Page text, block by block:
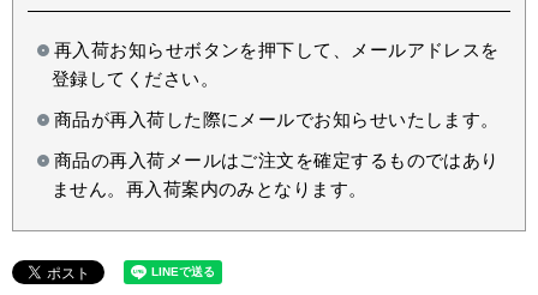
再入荷お知らせボタンを押下して、メールアドレスを
登録してください。
商品が再入荷した際にメールでお知らせいたします。
商品の再入荷メールはご注文を確定するものではあり
ません。再入荷案内のみとなります。